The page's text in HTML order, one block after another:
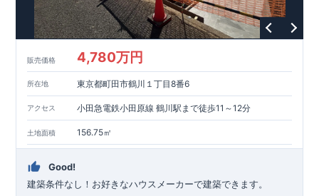
た、｢数百年に一度発生する地震に対して、倒壊、崩壊しない｣
という基準から、さらに1.5倍の耐震力を達成しています。
風等級2 災害時の損傷の受けにくさを評価されています。建築
1.2倍の暴風に対しても損傷を生じないことで耐風最高等級
取得しています。 ■自社一貫体制もっと詳しく 東栄住宅は土
地の仕入れ、設計、施工、販売、メンテナンスまで、すべての
プロセスに携わっています。 ■ アフターサポート
快適に暮らすことができる住宅の品質を長期にわたり
維持するには、定期的な点検を実施することが重要です。
60年間の保証制度がございます。もちろん、定期点検以外でも
販売価格 4,780万円
所在地 東京都町田市鶴川１丁目8番6
アクセス 小田急電鉄小田原線 鶴川駅まで徒歩11～12分
土地面積 156.75㎡
Good!
建築条件なし！​お好きなハウスメーカーで建築できます。